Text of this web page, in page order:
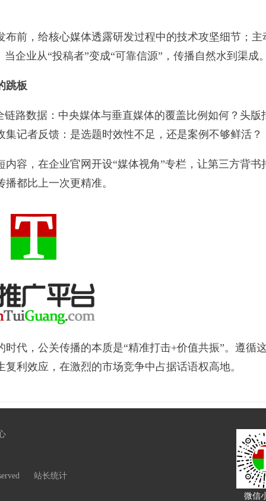
，给核心媒体透露研发过程中的技术攻坚细节；主
企业从“投稿者”变成“可靠信源”，传播自然水到渠成。
跳板
数据：中央媒体与垂直媒体的覆盖比例如何？头版
记者反馈：是选题时效性不足，还是案例不够鲜活？
，在企业官网开设“媒体视角”专栏，让第三方背书
都比上一次更精准。
，公关传播的本质是“精准打击+价值共振”。遵循
利效应，在激烈的市场竞争中占据话语权高地。
站长统计
微信